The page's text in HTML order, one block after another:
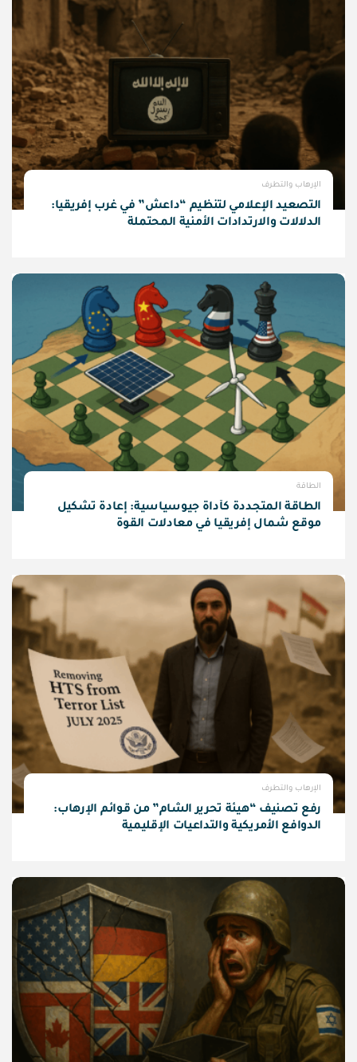
الإرهاب والتطرف
التصعيد الإعلامي لتنظيم “داعش” في غرب إفريقيا:
الدلالات والارتدادات الأمنية المحتملة
الطاقة
الطاقة المتجددة كأداة جيوسياسية: إعادة تشكيل
موقع شمال إفريقيا في معادلات القوة
الإرهاب والتطرف
رفع تصنيف “هيئة تحرير الشام” من قوائم الإرهاب:
الدوافع الأمريكية والتداعيات الإقليمية